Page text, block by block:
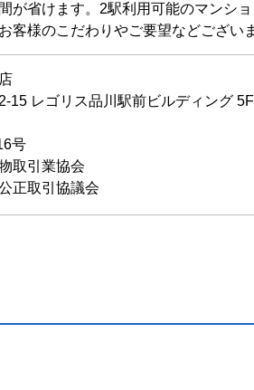
が省けます。2駅利用可能のマンシ
客様のこだわりやご要望などござい
15 レゴリス品川駅前ビルディング 5F
号
取引業協会
正取引協議会